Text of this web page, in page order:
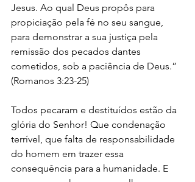
Jesus. Ao qual Deus propôs para
propiciação pela fé no seu sangue,
para demonstrar a sua justiça pela
remissão dos pecados dantes
cometidos, sob a paciência de Deus.”
(Romanos 3:23-25)
Todos pecaram e destituídos estão da
glória do Senhor! Que condenação
terrível, que falta de responsabilidade
do homem em trazer essa
consequência para a humanidade. E